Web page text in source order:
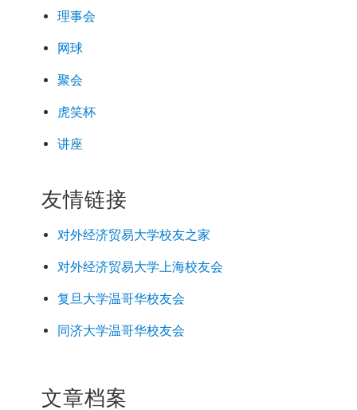
理事会
网球
聚会
虎笑杯
讲座
友情链接
对外经济贸易大学校友之家
对外经济贸易大学上海校友会
复旦大学温哥华校友会
同济大学温哥华校友会
文章档案